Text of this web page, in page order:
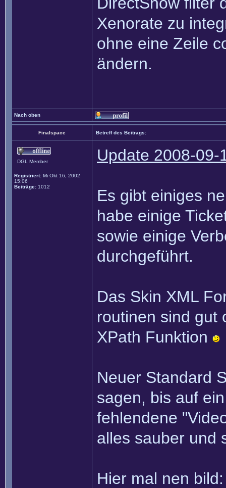
Xenorate zu
ohne eine Zeile
ändern.
Nach oben
Finalspace Betreff des Beitrags:
DGL Member
Registriert: Mi Okt 16, 2002
15:06
Beiträge: 1012
Update 2008-09-
Es gibt einiges
habe einige
sowie einige
durchgeführt.
Das Skin XML
routinen sind gut
XPath Funktion
Neuer Standard
sagen, bis auf
fehlendene
alles sauber und
Hier mal nen bild: